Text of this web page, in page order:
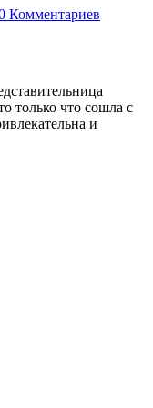
Комментариев
только что сошла с
и